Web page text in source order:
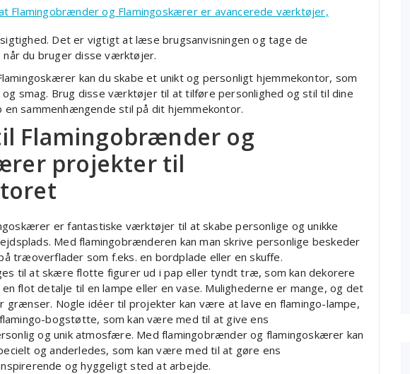
Flamingobrænder og Flamingoskærer er avancerede værktøjer,
Det er vigtigt at læse brugsanvisningen og tage de
du bruger disse værktøjer.
kan du skabe et unikt og personligt hjemmekontor, som
smag. Brug disse værktøjer til at tilføre personlighed og stil til dine
sammenhængende stil på dit hjemmekontor.
Flamingobrænder og
projekter til
er fantastiske værktøjer til at skabe personlige og unikke
Med flamingobrænderen kan man skrive personlige beskeder
træoverflader som f.eks. en bordplade eller en skuffe.
til at skære flotte figurer ud i pap eller tyndt træ, som kan dekorere
flot detalje til en lampe eller en vase. Mulighederne er mange, og det
grænser. Nogle idéer til projekter kan være at lave en flamingo-lampe,
bogstøtte, som kan være med til at give ens
og unik atmosfære. Med flamingobrænder og flamingoskærer kan
og anderledes, som kan være med til at gøre ens
og hyggeligt sted at arbejde.